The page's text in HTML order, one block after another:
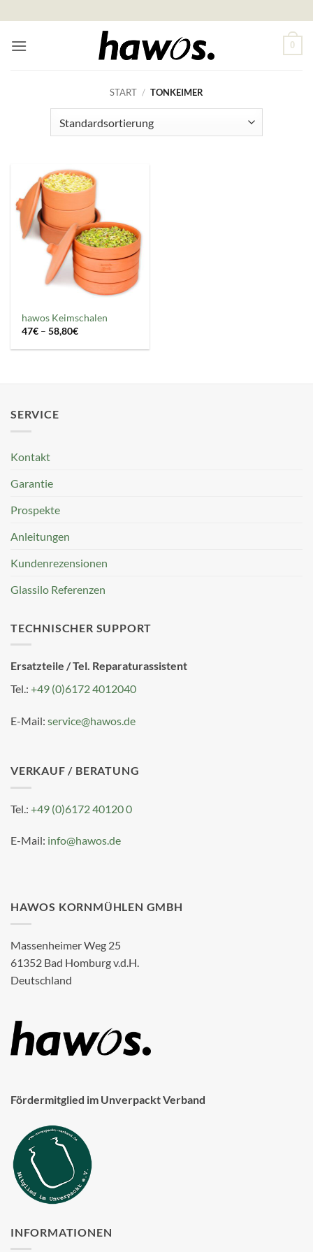
Inhalt
springen
0
START / TONKEIMER
hawos Keimschalen
47€ –58,80€Preisspanne:
bis
SERVICE
Kontakt
Garantie
Prospekte
Anleitungen
Kundenrezensionen
Glassilo Referenzen
TECHNISCHER SUPPORT
Ersatzteile / Tel. Reparaturassistent
Tel.: +49 (0)6172 4012040
E-Mail: service@hawos.de
VERKAUF / BERATUNG
Tel.: +49 (0)6172 40120 0
E-Mail: info@hawos.de
HAWOS KORNMÜHLEN GMBH
Massenheimer Weg 25
61352 Bad Homburg v.d.H.
Deutschland
Fördermitglied im Unverpackt Verband
INFORMATIONEN